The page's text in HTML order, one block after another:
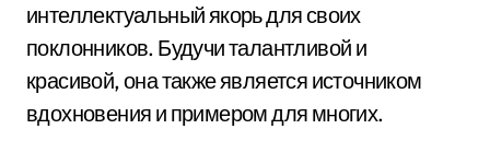
интеллектуальный якорь для своих
поклонников. Будучи талантливой и
красивой, она также является источником
вдохновения и примером для многих.